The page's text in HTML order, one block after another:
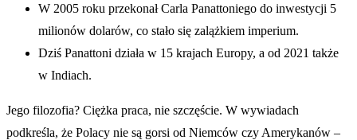
W 2005 roku przekonał Carla Panattoniego do inwestycji 5
milionów dolarów, co stało się zalążkiem imperium.
Dziś Panattoni działa w 15 krajach Europy, a od 2021 także
w Indiach.
Jego filozofia? Ciężka praca, nie szczęście. W wywiadach
podkreśla, że Polacy nie są gorsi od Niemców czy Amerykanów –